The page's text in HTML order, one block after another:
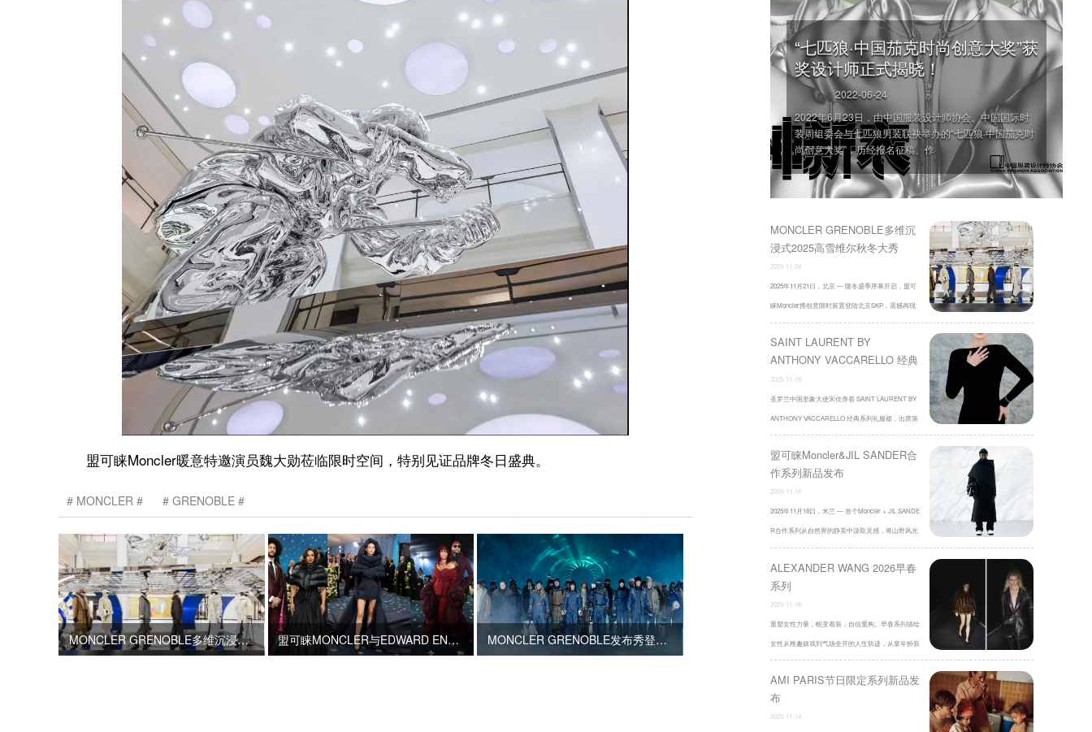
盟可睐Moncler暖意特邀演员魏大勋莅临限时空间，特别见证品牌冬日盛典。
MONCLER GRENOBLE
MONCLER GRENOBLE多维沉浸式2025高雪维尔秋冬大秀 盟可睐MONCLER与EDWARD ENNINFUL强强联手 共同呈现品牌Met Gala首秀 MONCLER GRENOBLE发布秀登陆全球“巅峰”秀场
“七匹狼·中国茄克时尚创意大奖”获
奖设计师正式揭晓！
2022-06-24
2022年6月23日，由中国服装设计师协会、中国国际时
装周组委会与七匹狼男装联袂举办的“七匹狼·中国茄克时
尚创意大奖”，历经报名征稿、作
MONCLER GRENOBLE多维沉
浸式2025高雪维尔秋冬大秀
2025-11-24
2025年11月21日，北京 — 隆冬盛季序幕开启，盟可
睐Moncler携创意限时装置登陆北京SKP，震撼再现
Moncler Grenoble 2025秋冬高雪维尔高 ...
SAINT LAURENT BY
ANTHONY VACCARELLO 经典
系列新品发布
2025-11-19
圣罗兰中国形象大使宋佳身着 SAINT LAURENT BY
ANTHONY VACCARELLO 经典系列礼服裙，出席第
38届中国电影金鸡奖颁奖典礼，并二度获得最佳女主
角殊荣。 ...
盟可睐Moncler&JIL SANDER合
作系列新品发布
2025-11-18
2025年11月18日，米兰 — 首个Moncler + JIL SANDE
R合作系列从自然界的静美中汲取灵感，将山野风光
的无穷想象融入造型、廓形与色彩之 ...
ALEXANDER WANG 2026早春
系列
2025-11-18
重塑女性力量，蜕变着装，自信重构。早春系列描绘
女性从稚趣嬉戏到气场全开的人生轨迹，从童年扮装
到华彩加冕，从天真懵懂走向自我主宰，终 ...
AMI PARIS节日限定系列新品发
布
2025-11-14